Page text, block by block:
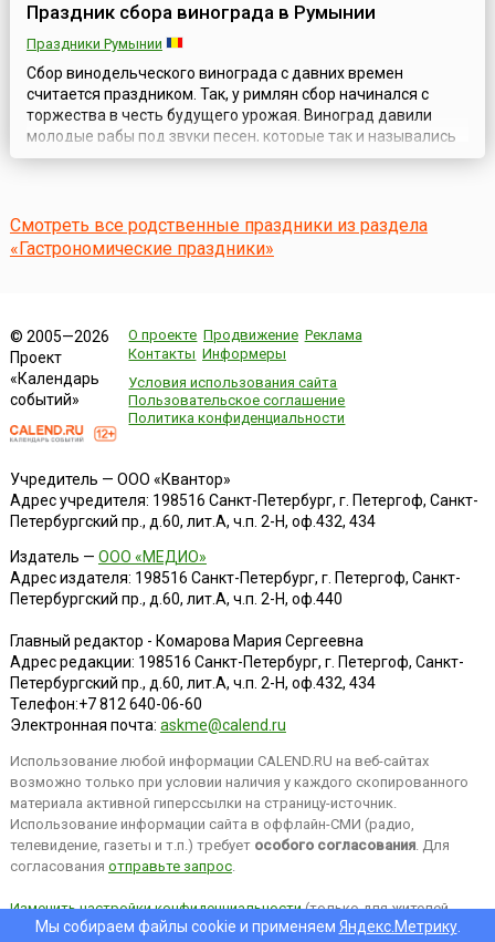
Праздник сбора винограда в Румынии
Праздники Румынии
Сбор винодельческого винограда с давних времен
считается праздником. Так, у римлян сбор начинался с
торжества в честь будущего урожая. Виноград давили
молодые рабы под звуки песен, которые так и назывались
«песни пресса» или «песни вина». В античности во время
вина (или в обратном поря...
Смотреть все родственные праздники из раздела
«Гастрономические праздники»
© 2005—2026
Проект
«Календарь
событий»
О проекте Продвижение Реклама
Контакты Информеры
Условия использования сайта
Пользовательское соглашение
Политика конфиденциальности
Учредитель — ООО «Квантор»
Адрес учредителя: 198516 Санкт-Петербург, г. Петергоф, Санкт-
Петербургский пр., д.60, лит.А, ч.п. 2-Н, оф.432, 434
Издатель — ООО «МЕДИО»
Адрес издателя: 198516 Санкт-Петербург, г. Петергоф, Санкт-
Петербургский пр., д.60, лит.А, ч.п. 2-Н, оф.440
Главный редактор - Комарова Мария Сергеевна
Адрес редакции: 198516 Санкт-Петербург, г. Петергоф, Санкт-
Петербургский пр., д.60, лит.А, ч.п. 2-Н, оф.432, 434
Телефон:+7 812 640-06-60
Электронная почта: askme@calend.ru
Использование любой информации CALEND.RU на веб-сайтах
возможно только при условии наличия у каждого скопированного
материала активной гиперссылки на страницу-источник.
Использование информации сайта в оффлайн-СМИ (радио,
телевидение, газеты и т.п.) требует особого согласования. Для
согласования отправьте запрос.
Изменить настройки конфиденциальности(только для жителей
EEA).Мы собираем файлы cookie и применяем Яндекс.Метрику.